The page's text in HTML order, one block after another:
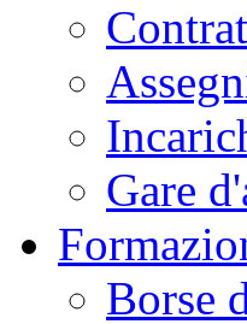
Gare
Borse